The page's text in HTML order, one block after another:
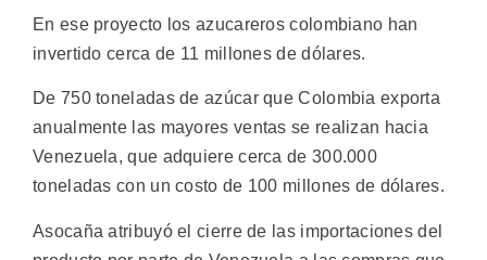
En ese proyecto los azucareros colombiano han
invertido cerca de 11 millones de dólares.
De 750 toneladas de azúcar que Colombia exporta
anualmente las mayores ventas se realizan hacia
Venezuela, que adquiere cerca de 300.000
toneladas con un costo de 100 millones de dólares.
Asocaña atribuyó el cierre de las importaciones del